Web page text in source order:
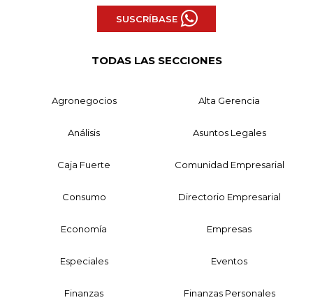
SUSCRÍBASE
TODAS LAS SECCIONES
Agronegocios Alta Gerencia
Análisis Asuntos Legales
Caja Fuerte Comunidad Empresarial
Consumo Directorio Empresarial
Economía Empresas
Especiales Eventos
Finanzas Finanzas Personales